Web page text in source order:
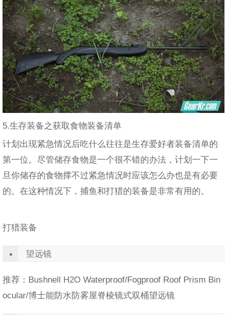
5.生存装备之获取食物装备清单
计划出现紧急情况后吃什么往往是生存爱好者装备清单的
第一位。尽管储存食物是一个很不错的办法，计划一下一
旦你储存的食物撑不过紧急情况时应该怎么办也是有必要
的。在这种情况下，捕鱼和打猎的装备是非常有用的。
打猎装备
望远镜
推荐：Bushnell H2O Waterproof/Fogproof Roof Prism Bin
ocular/博士能防水防雾屋脊棱镜式双桶望远镜